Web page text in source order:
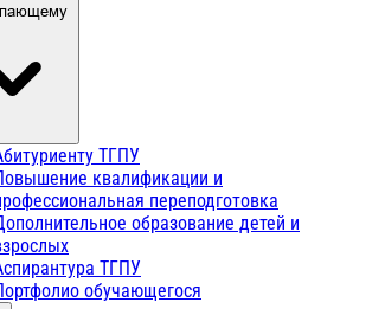
ТГПУ
квалификации и
переподготовка
образование детей и
ТГПУ
обучающегося